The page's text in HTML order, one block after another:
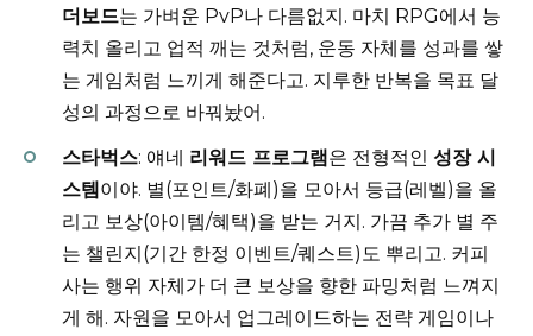
더보드는 가벼운 PvP나 다름없지. 마치 RPG에서 능
력치 올리고 업적 깨는 것처럼, 운동 자체를 성과를 쌓
는 게임처럼 느끼게 해준다고. 지루한 반복을 목표 달
성의 과정으로 바꿔놨어.
스타벅스: 얘네 리워드 프로그램은 전형적인 성장 시
스템이야. 별(포인트/화폐)을 모아서 등급(레벨)을 올
리고 보상(아이템/혜택)을 받는 거지. 가끔 추가 별 주
는 챌린지(기간 한정 이벤트/퀘스트)도 뿌리고. 커피
사는 행위 자체가 더 큰 보상을 향한 파밍처럼 느껴지
게 해. 자원을 모아서 업그레이드하는 전략 게임이나